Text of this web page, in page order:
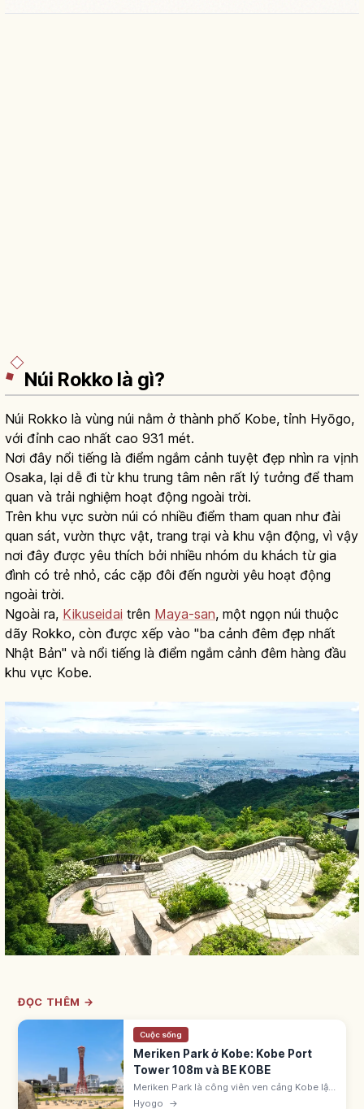
Núi Rokko là gì?
Núi Rokko là vùng núi nằm ở thành phố Kobe, tỉnh Hyōgo,
với đỉnh cao nhất cao 931 mét.
Nơi đây nổi tiếng là điểm ngắm cảnh tuyệt đẹp nhìn ra vịnh
Osaka, lại dễ đi từ khu trung tâm nên rất lý tưởng để tham
quan và trải nghiệm hoạt động ngoài trời.
Trên khu vực sườn núi có nhiều điểm tham quan như đài
quan sát, vườn thực vật, trang trại và khu vận động, vì vậy
nơi đây được yêu thích bởi nhiều nhóm du khách từ gia
đình có trẻ nhỏ, các cặp đôi đến người yêu hoạt động
ngoài trời.
Ngoài ra, Kikuseidai trên Maya-san, một ngọn núi thuộc
dãy Rokko, còn được xếp vào "ba cảnh đêm đẹp nhất
Nhật Bản" và nổi tiếng là điểm ngắm cảnh đêm hàng đầu
khu vực Kobe.
ĐỌC THÊM →
Cuộc sống
Meriken Park ở Kobe: Kobe Port
Tower 108m và BE KOBE
Meriken Park là công viên ven cảng Kobe lập
năm 1987, với Kobe Port Tower cao 108m,
Hyogo →